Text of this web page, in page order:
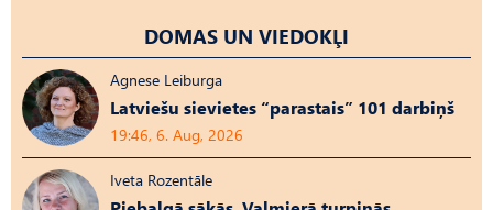
DOMAS UN VIEDOKĻI
Agnese Leiburga
Latviešu sievietes “parastais” 101 darbiņš
19:46, 6. Aug, 2026
Iveta Rozentāle